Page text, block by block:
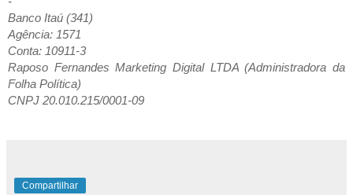
Banco Itaú (341)
Agência: 1571
Conta: 10911-3
Raposo Fernandes Marketing Digital LTDA (Administradora da
Folha Política)
CNPJ 20.010.215/0001-09
Compartilhar